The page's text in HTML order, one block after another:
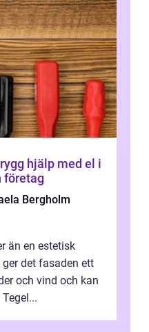
företag
Bergholm
än en estetisk
det fasaden ett
och vind och kan